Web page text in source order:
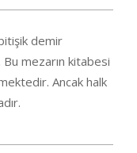
demir
mezarın kitabesi
Ancak halk